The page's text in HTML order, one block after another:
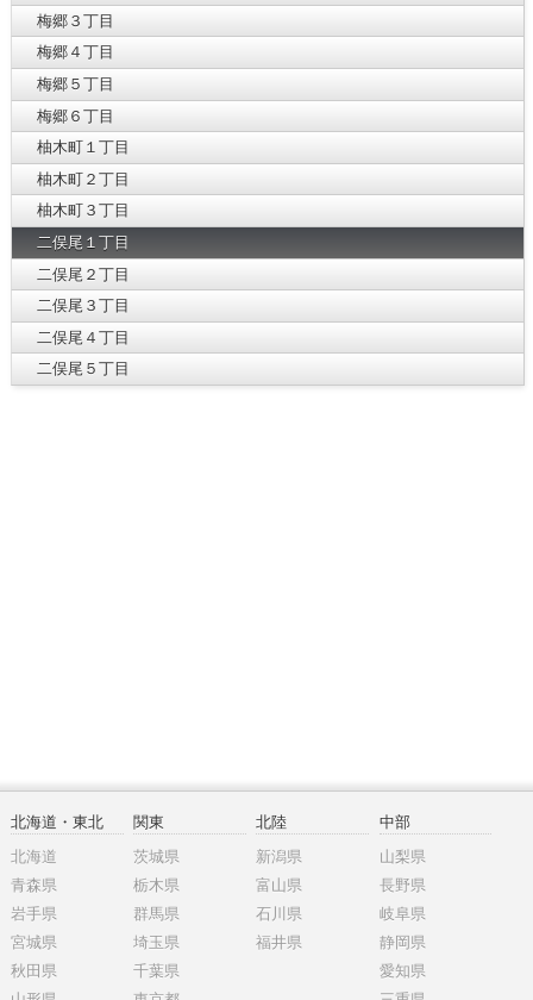
梅郷３丁目
梅郷４丁目
梅郷５丁目
梅郷６丁目
柚木町１丁目
柚木町２丁目
柚木町３丁目
二俣尾１丁目
二俣尾２丁目
二俣尾３丁目
二俣尾４丁目
二俣尾５丁目
北海道・東北
北海道
青森県
岩手県
宮城県
秋田県
関東
茨城県
栃木県
群馬県
埼玉県
千葉県
北陸
新潟県
富山県
石川県
福井県
中部
山梨県
長野県
岐阜県
静岡県
愛知県